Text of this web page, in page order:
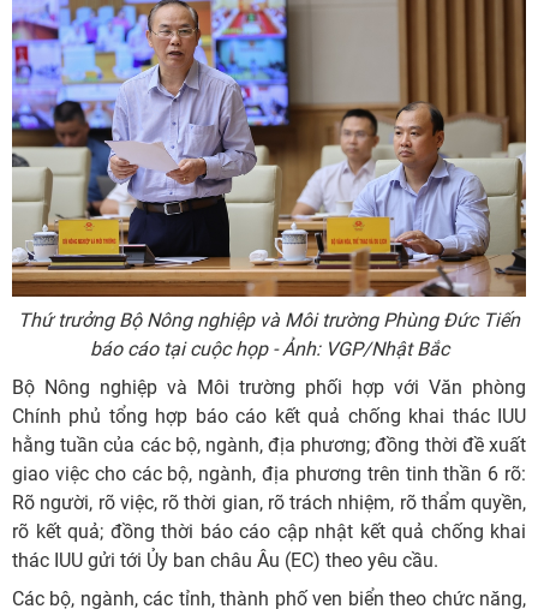
Thứ trưởng Bộ Nông nghiệp và Môi trường Phùng Đức Tiến
báo cáo tại cuộc họp - Ảnh: VGP/Nhật Bắc
Bộ Nông nghiệp và Môi trường phối hợp với Văn phòng
Chính phủ tổng hợp báo cáo kết quả chống khai thác IUU
hằng tuần của các bộ, ngành, địa phương; đồng thời đề xuất
giao việc cho các bộ, ngành, địa phương trên tinh thần 6 rõ:
Rõ người, rõ việc, rõ thời gian, rõ trách nhiệm, rõ thẩm quyền,
rõ kết quả; đồng thời báo cáo cập nhật kết quả chống khai
thác IUU gửi tới Ủy ban châu Âu (EC) theo yêu cầu.
Các bộ, ngành, các tỉnh, thành phố ven biển theo chức năng,